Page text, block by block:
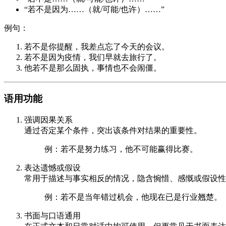
“若不是因为……（就/可能/也许）……”
例句：
若不是你提醒，我差点忘了今天的会议。
若不是因为疫情，我们早就去旅行了。
他若不是那么固执，事情也不会闹僵。
语用功能
强调因果关系
通过否定某个条件，突出该条件对结果的重要性。
例：若不是努力练习，他不可能赢得比赛。
表达遗憾或假设
常用于描述与事实相反的情况，隐含惋惜、感慨或假设
例：若不是当年错过机会，他现在已是行业翘楚。
书面与口语通用